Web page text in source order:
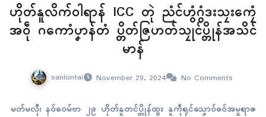
ဟိုတ်နူလိက်ဝါရာန် ICC တုဲ ညံၚ်ဟွံဂွံဒးသၠးကၠေံ
အဝဵု ဂကောံပၞာန်တံ ပ္တိတ်ဇြဟတ်သၠုၚ်ပ္တိုန်အသိၚ်
မာန်
sanlontai November 29, 2024 No Comments
မတ်မလီု၊ နဝ်ဝေမ်ဗာ ၂၉ ဟိုတ်နူတၚ်ပ္တိုန်ထ္ၜး နူကဵုရုၚ်သၞောဝ်ဓဝ်အမှုရာဇ